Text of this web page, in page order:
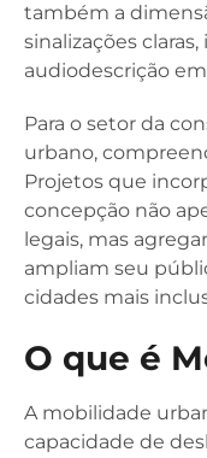
também a
sinalizações
audiodescrição
Para o setor da
urbano,
Projetos que
concepção não
legais, mas
ampliam seu
cidades mais
O que é
A mobilidade
capacidade de